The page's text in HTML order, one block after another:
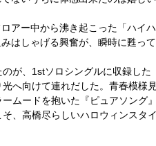
アー中から沸き起こった「ハイ
はしゃげる興奮が、瞬時に甦って
が、1stソロシングルに収録し
へ向けて連れだした。青春模様
ムードを抱いた『ピュアソング
、高橋尽らしいハロウィンスタイ